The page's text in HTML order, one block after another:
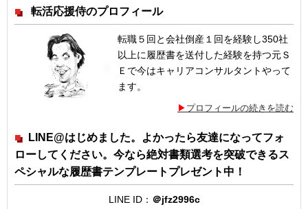
転活応援侍のプロフィール
転職５回と会社倒産１回を経験し350社
以上に履歴書を送付した経験を持つ元Ｓ
Ｅで今はキャリアコンサルタントやって
ます。
プロフィールの続きを読む
LINE@はじめました。よかったら友達になってフォ
ローしてください。今なら絶対書類選考を突破できるス
ペシャルな履歴書テンプレートプレゼント中！
LINE ID： ＠jfz2996c